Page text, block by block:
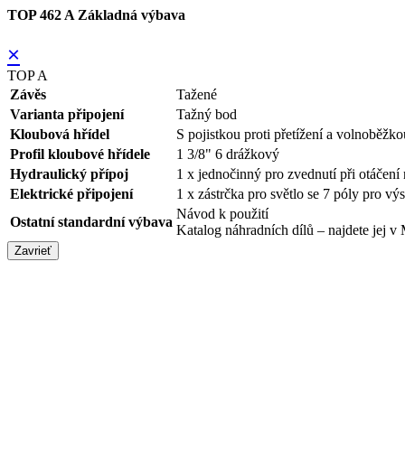
TOP 462 A Základná výbava
×
TOP A
Závěs
Tažené
Varianta připojení
Tažný bod
Kloubová hřídel
S pojistkou proti přetížení a
Profil kloubové hřídele
1 3/8" 6 drážkový
Hydraulický přípoj
1 x jednočinný pro zvednutí při otáčení
Elektrické připojení
1 x zástrčka pro světlo se 7 póly pro
Ostatní standardní výbava
Návod k použití
Katalog náhradních dílů – najdete jej
Zavrieť